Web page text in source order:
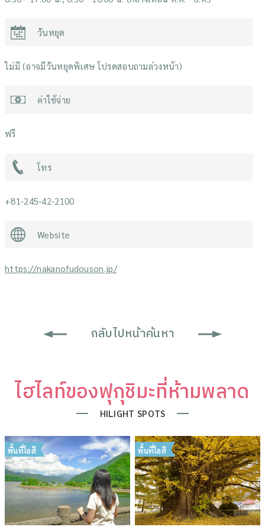
วันหยุด
ไม่มี (อาจมีวันหยุดพิเศษ โปรดสอบถามล่วงหน้า)
ค่าใช้จ่าย
ฟรี
โทร
+81-245-42-2100
Website
https://nakanofudouson.jp/
กลับไปหน้าค้นหา
ไฮไลท์ของฟุกุชิมะที่ห้ามพลาด
HILIGHT SPOTS
พื้นที่ไอสึ พื้นที่ไอสึ